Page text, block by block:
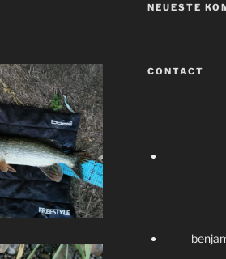
NEUESTE
CONTACT